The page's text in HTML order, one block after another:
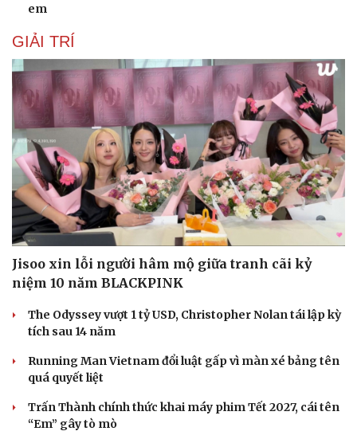
em
GIẢI TRÍ
Jisoo xin lỗi người hâm mộ giữa tranh cãi kỷ
niệm 10 năm BLACKPINK
The Odyssey vượt 1 tỷ USD, Christopher Nolan tái lập kỳ
tích sau 14 năm
Running Man Vietnam đổi luật gấp vì màn xé bảng tên
quá quyết liệt
Trấn Thành chính thức khai máy phim Tết 2027, cái tên
“Em” gây tò mò